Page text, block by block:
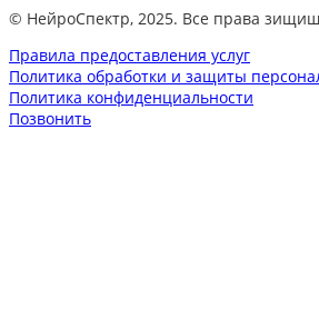
© НейроСпектр, 2025. Все права
Правила предоставления услуг
Политика обработки и защиты
Политика конфиденциальности
Позвонить